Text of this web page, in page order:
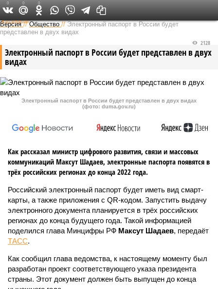
Федеральный выпуск
Версия //Общество //Электронный паспорт в России будет
представлен в двух видах
Электронный паспорт в России будет представлен в двух
видах
2128
Электронный паспорт в России будет представлен в двух видах
(фото: duma.gov.ru)
Как рассказал министр цифрового развития, связи и массовых
коммуникаций Максут Шадаев, электронные паспорта появятся в
трёх российских регионах до конца 2022 года.
Российский электронный паспорт будет иметь вид смарт-
карты, а также приложения с QR-кодом. Запустить выдачу
электронного документа планируется в трёх российских
регионах до конца будущего года. Такой информацией
поделился глава Минцифры РФ Максут Шадаев, передаёт
ТАСС.
Как сообщил глава ведомства, к настоящему моменту был
разработан проект соответствующего указа президента
страны. Этот документ должен быть выпущен до конца
0 0 0